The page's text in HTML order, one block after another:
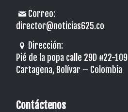
Correo:
director@noticias625.co
Dirección:
Pié de la popa calle 29D #22-109
Cartagena, Bolívar – Colombia
Contáctenos